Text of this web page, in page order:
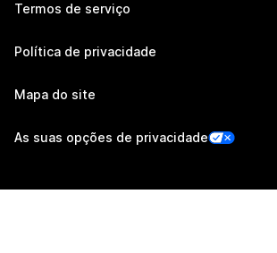
Termos de serviço
Política de privacidade
Mapa do site
As suas opções de privacidade